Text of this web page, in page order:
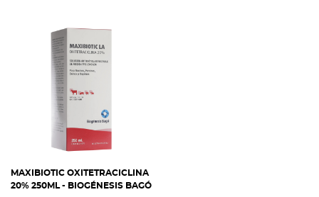
MAXIBIOTIC OXITETRACICLINA
20% 250ML - BIOGÉNESIS BAGÓ